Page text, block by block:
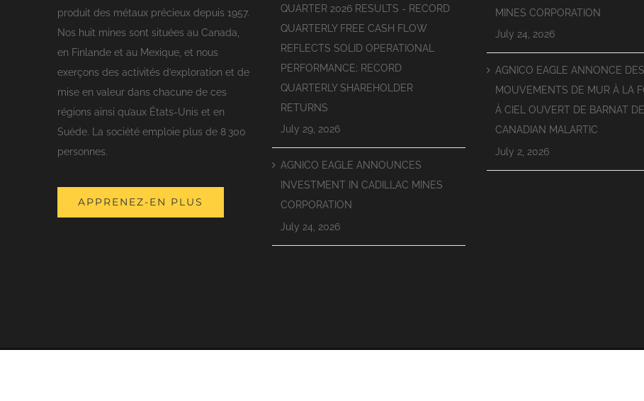
produit des métaux précieux depuis 1957.
Nos huit mines sont situées au Canada,
en Finlande et au Mexique, et nous
exerçons des activités d’exploration et de
mise en valeur dans chacune de ces
régions ainsi qu’aux États-Unis et en
Suède. La société emploie plus de 8 300
personnes.
APPRENEZ-EN PLUS
QUARTER 2026 RESULTS - RECORD
QUARTERLY FREE CASH FLOW
REFLECTS SOLID OPERATIONAL
PERFORMANCE; RECORD
QUARTERLY SHAREHOLDER
RETURNS
July 29, 2026
AGNICO EAGLE ANNOUNCES
INVESTMENT IN CADILLAC MINES
CORPORATION
July 24, 2026
MINES CORPORATION
July 24, 2026
AGNICO EAGLE ANNONCE DES
MOUVEMENTS DE MUR À LA
À CIEL OUVERT DE BARNAT DE
CANADIAN MALARTIC
July 2, 2026